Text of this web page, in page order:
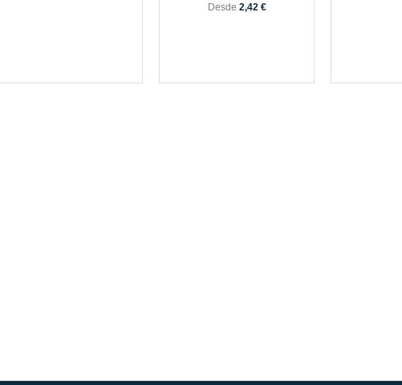
Desde 2,42 €